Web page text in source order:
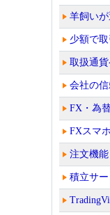
羊飼い
少額で
取扱通
会社の
FX・為
FXスマ
注文機
積立サ